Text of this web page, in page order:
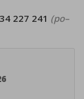
227 241 (po–